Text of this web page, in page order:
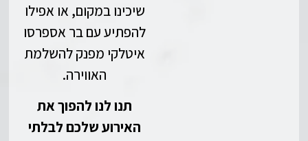
שיכינו במקום, או אפילו
להפתיע עם בר אספרסו
איטלקי מפנק להשלמת
האווירה.
תנו לנו להפוך את
האירוע שלכם לבלתי